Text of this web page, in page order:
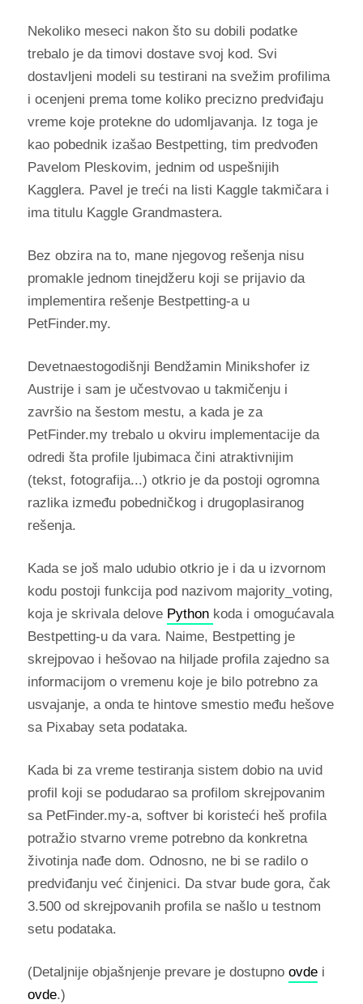
Nekoliko meseci nakon što su dobili podatke
trebalo je da timovi dostave svoj kod. Svi
dostavljeni modeli su testirani na svežim profilima
i ocenjeni prema tome koliko precizno predviđaju
vreme koje protekne do udomljavanja. Iz toga je
kao pobednik izašao Bestpetting, tim predvođen
Pavelom Pleskovim, jednim od uspešnijih
Kagglera. Pavel je treći na listi Kaggle takmičara i
ima titulu Kaggle Grandmastera.
Bez obzira na to, mane njegovog rešenja nisu
promakle jednom tinejdžeru koji se prijavio da
implementira rešenje Bestpetting-a u
PetFinder.my.
Devetnaestogodišnji Bendžamin Minikshofer iz
Austrije i sam je učestvovao u takmičenju i
završio na šestom mestu, a kada je za
PetFinder.my trebalo u okviru implementacije da
odredi šta profile ljubimaca čini atraktivnijim
(tekst, fotografija...) otkrio je da postoji ogromna
razlika između pobedničkog i drugoplasiranog
rešenja.
Kada se još malo udubio otkrio je i da u izvornom
kodu postoji funkcija pod nazivom majority_voting,
koja je skrivala delove Python koda i omogućavala
Bestpetting-u da vara. Naime, Bestpetting je
skrejpovao i hešovao na hiljade profila zajedno sa
informacijom o vremenu koje je bilo potrebno za
usvajanje, a onda te hintove smestio među hešove
sa Pixabay seta podataka.
Kada bi za vreme testiranja sistem dobio na uvid
profil koji se podudarao sa profilom skrejpovanim
sa PetFinder.my-a, softver bi koristeći heš profila
potražio stvarno vreme potrebno da konkretna
životinja nađe dom. Odnosno, ne bi se radilo o
predviđanju već činjenici. Da stvar bude gora, čak
3.500 od skrejpovanih profila se našlo u testnom
setu podataka.
(Detaljnije objašnjenje prevare je dostupno ovdei
ovde.)